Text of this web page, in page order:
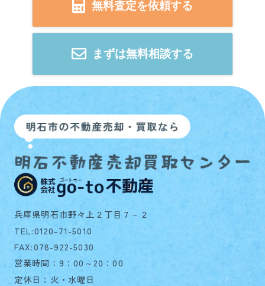
無料査定を依頼する
まずは無料相談する
兵庫県明石市野々上２丁目７－２
TEL:0120-71-5010
FAX:078-922-5030
営業時間：9：00～20：00
定休日：火・水曜日